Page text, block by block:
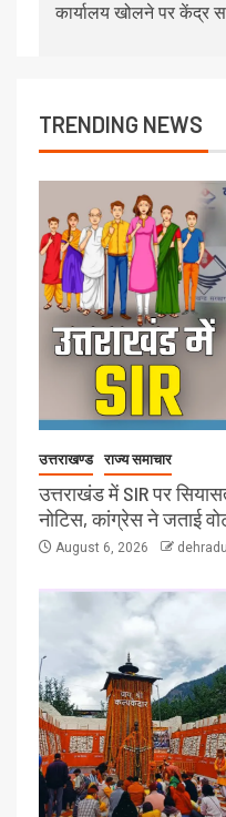
कार्यालय खोलने पर केंद्र
TRENDING NEWS
उत्तराखण्ड राज्य समाचार
उत्तराखंड में SIR पर
नोटिस, कांग्रेस ने जताई
August 6, 2026